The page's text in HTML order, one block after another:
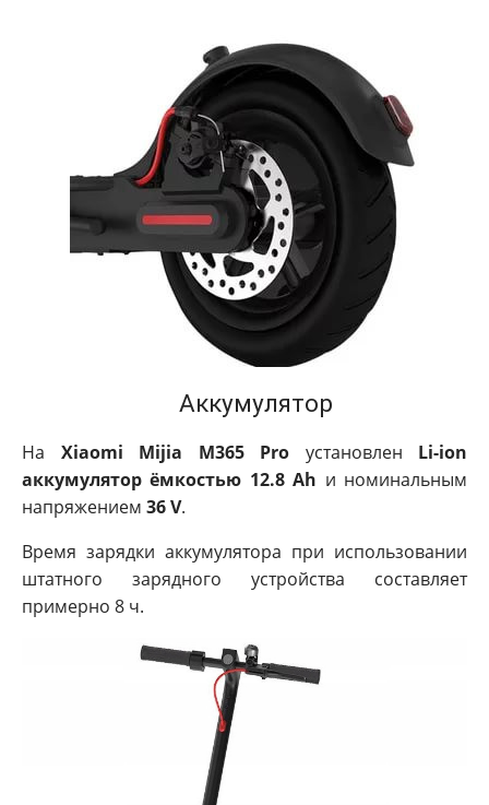
Аккумулятор
На Xiaomi Mijia M365 Pro установлен Li-ion
аккумулятор ёмкостью 12.8 Ah и номинальным
напряжением 36 V.
Время зарядки аккумулятора при использовании
штатного зарядного устройства составляет
примерно 8 ч.